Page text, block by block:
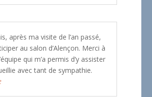
après ma visite de l’an passé,
au salon d’Alençon. Merci à
qui m’a permis d’y assister
avec tant de sympathie.